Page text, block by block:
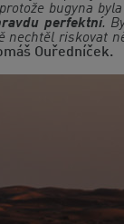
bugyna
perfektní.
nechtěl riskovat
Ouředníček.